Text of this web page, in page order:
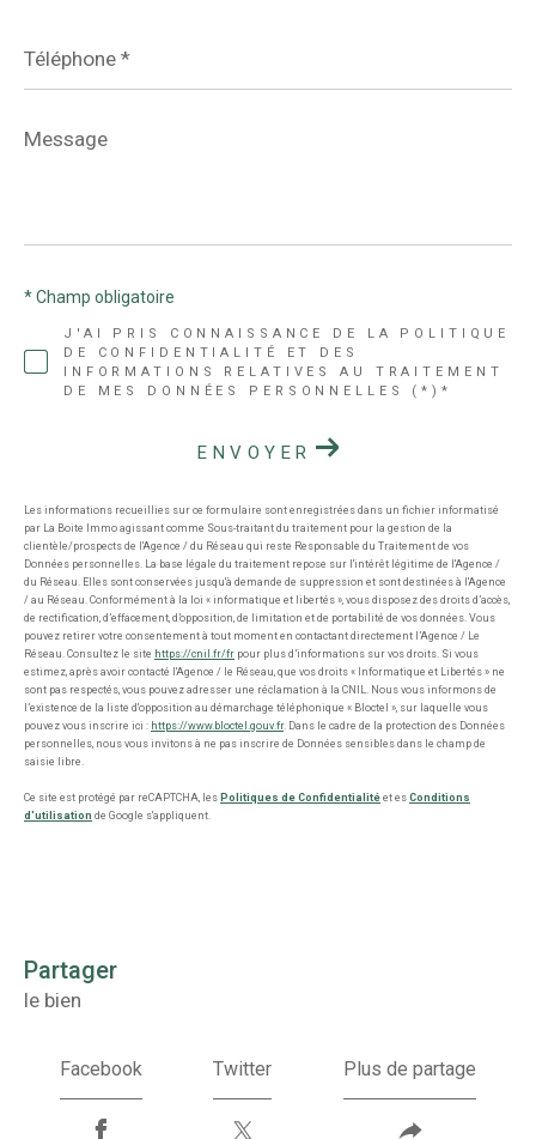
*
Message
*
J'AI PRIS CONNAISSANCE DE LA POLITIQUE
DE CONFIDENTIALITÉ ET DES
INFORMATIONS RELATIVES AU TRAITEMENT
DE MES DONNÉES PERSONNELLES (*)*
* Champ obligatoire
ENVOYER
Les informations recueillies sur ce formulaire sont enregistrées dans un fichier informatisé
par La Boite Immo agissant comme Sous-traitant du traitement pour la gestion de la
clientèle/prospects de l'Agence / du Réseau qui reste Responsable du Traitement de vos
Données personnelles. La base légale du traitement repose sur l'intérêt légitime de l'Agence /
du Réseau. Elles sont conservées jusqu'à demande de suppression et sont destinées à l'Agence
/ au Réseau. Conformément à la loi « informatique et libertés », vous disposez des droits d’accès,
de rectification, d’effacement, d’opposition, de limitation et de portabilité de vos données. Vous
pouvez retirer votre consentement à tout moment en contactant directement l’Agence / Le
Réseau. Consultez le site https://cnil.fr/fr pour plus d’informations sur vos droits. Si vous
estimez, après avoir contacté l'Agence / le Réseau, que vos droits « Informatique et Libertés » ne
sont pas respectés, vous pouvez adresser une réclamation à la CNIL. Nous vous informons de
l’existence de la liste d'opposition au démarchage téléphonique « Bloctel », sur laquelle vous
pouvez vous inscrire ici : https://www.bloctel.gouv.fr. Dans le cadre de la protection des Données
personnelles, nous vous invitons à ne pas inscrire de Données sensibles dans le champ de
saisie libre.
Ce site est protégé par reCAPTCHA, les Politiques de Confidentialité et es Conditions
d'utilisation de Google s'appliquent.
partager
le bien
Facebook Twitter Plus de partage